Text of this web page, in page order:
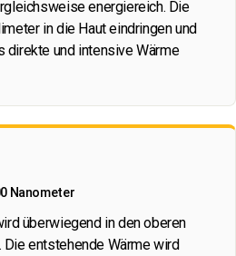
energiereich. Die
in die Haut eindringen und
direkte und intensive Wärme
Nanometer
überwiegend in den oberen
entstehende Wärme wird